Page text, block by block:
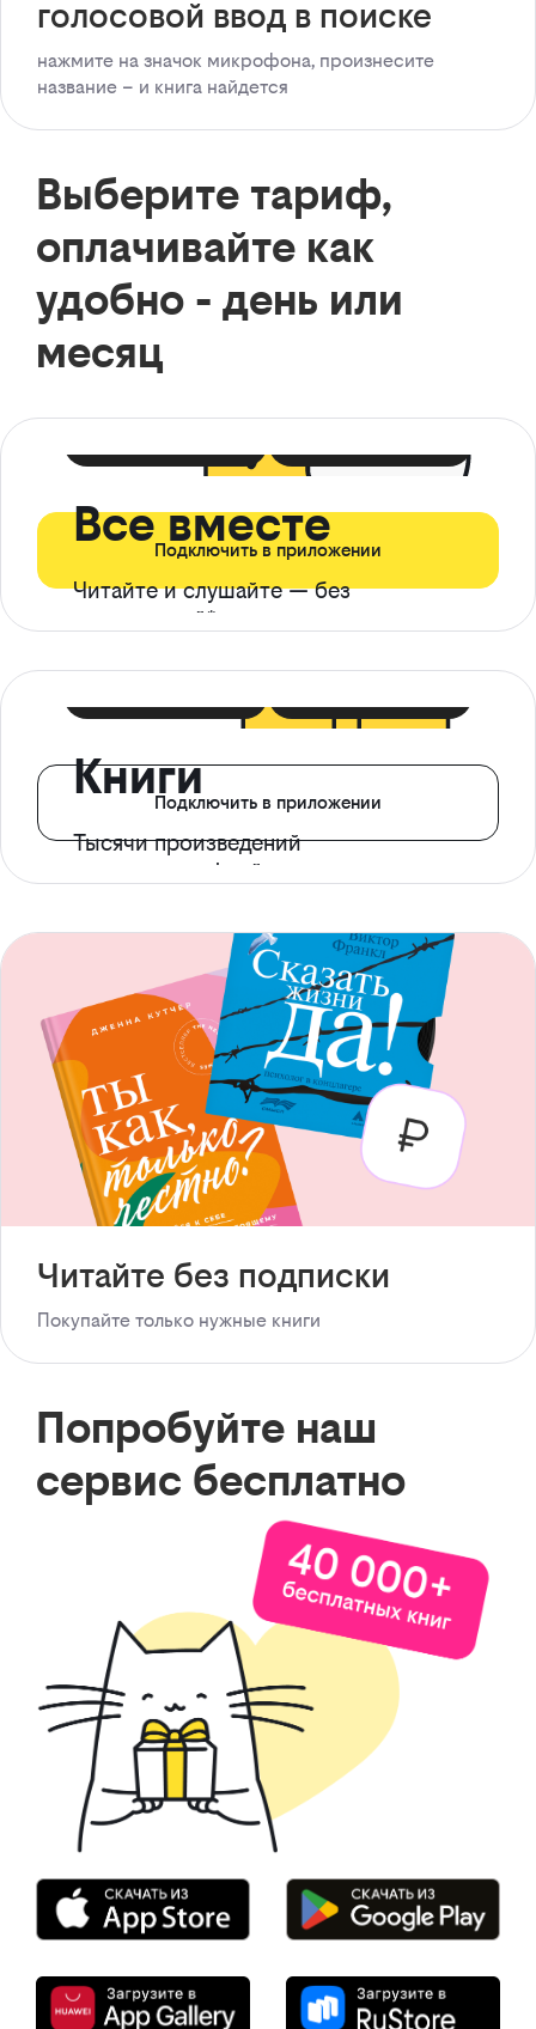
голосовой ввод в поиске
нажмите на значок микрофона, произнесите
название – и книга найдется
Выберите тариф,
оплачивайте как
удобно - день или
месяц
Все вместе
Читайте и слушайте — без
ограничений*
Подключить в приложении
Книги
Тысячи произведений
с доступом офлайн
Подключить в приложении
Читайте без подписки
Покупайте только нужные книги
Попробуйте наш
сервис бесплатно